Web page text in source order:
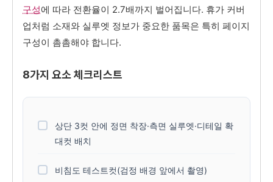
구성에 따라 전환율이 2.7배까지 벌어집니다. 휴가 커버
업처럼 소재와 실루엣 정보가 중요한 품목은 특히 페이지
구성이 촘촘해야 합니다.
8가지 요소 체크리스트
상단 3컷 안에 정면 착장·측면 실루엣·디테일 확
대컷 배치
비침도 테스트컷(검정 배경 앞에서 촬영)